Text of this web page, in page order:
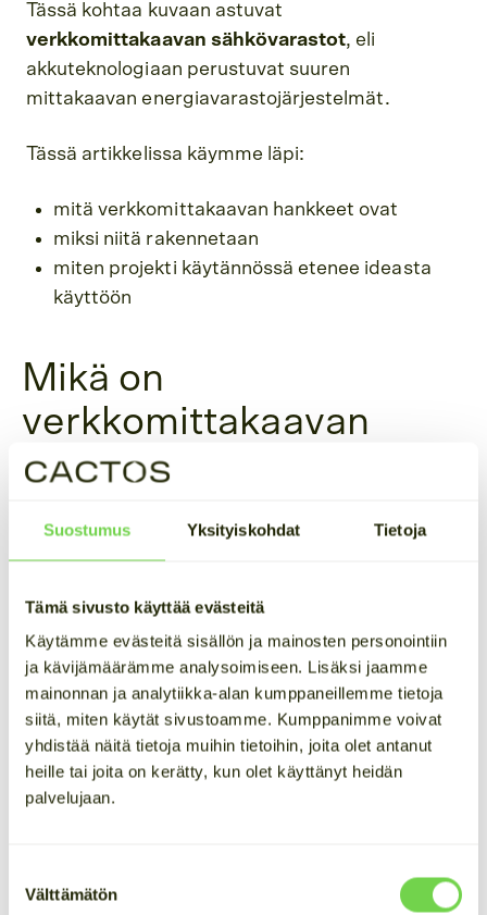
Suostumus Yksityiskohdat Tietoja
Tämä sivusto käyttää evästeitä
Käytämme evästeitä sisällön ja mainosten personointiin
ja kävijämäärämme analysoimiseen. Lisäksi jaamme
mainonnan ja analytiikka-alan kumppaneillemme tietoja
siitä, miten käytät sivustoamme. Kumppanimme voivat
yhdistää näitä tietoja muihin tietoihin, joita olet antanut
heille tai joita on kerätty, kun olet käyttänyt heidän
palvelujaan.
valinta
Välttämätön
Tässä kohtaa kuvaan astuvat
verkkomittakaavan sähkövarastot, eli
akkuteknologiaan perustuvat suuren
mittakaavan energiavarastojärjestelmät.
Tässä artikkelissa käymme läpi:
mitä verkkomittakaavan hankkeet ovat
miksi niitä rakennetaan
miten projekti käytännössä etenee ideasta
käyttöön
Mikä on
verkkomittakaavan
sähkövarasto?
Verkkomittakaavan sähkövarastolla
tarkoitetaan
tyypillisesti vähintään megawatin tehoista
joka on suunniteltu osallistumaan aktiivisesti
sähkömarkkinoille ja tukemaan
sähköjärjestelmän toimintaa.